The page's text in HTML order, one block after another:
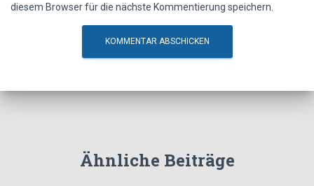
diesem Browser für die nächste Kommentierung speichern.
Ähnliche Beiträge